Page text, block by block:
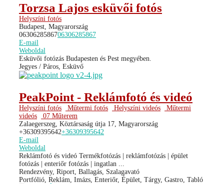
Torzsa Lajos esküvői fotós
Helyszíni fotós
Budapest, Magyarország
0630628586706306285867
E-mail
Weboldal
Esküvői fotózás Budapesten és Pest megyében.
Jegyes / Páros, Esküvő
PeakPoint - Reklámfotó és videó
Helyszíni fotós Műtermi fotós Helyszíni videós
Műtermi
videós
07 Műterem
Zalaegerszeg, Köztársaság útja 17, Magyarország
+36309395642+36309395642
E-mail
Weboldal
Reklámfotó és videó Termékfotózás | reklámfotózás | épület
fotózás | enteriőr fotózás | ingatlan ...
Rendezvény, Riport, Ballagás, Szalagavató
Portfólió, Reklám, Imázs, Enteriőr, Épület, Tárgy, Gastro, Tabló